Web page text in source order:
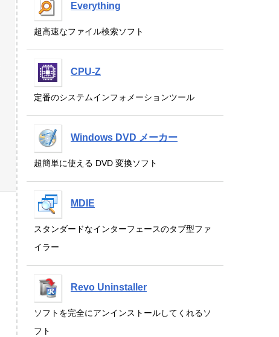
Everything
超高速なファイル検索ソフト
CPU-Z
定番のシステムインフォメーションツール
Windows DVD メーカー
超簡単に使える DVD 変換ソフト
MDIE
スタンダードなインターフェースのタブ型ファ
イラー
Revo Uninstaller
ソフトを完全にアンインストールしてくれるソ
フト